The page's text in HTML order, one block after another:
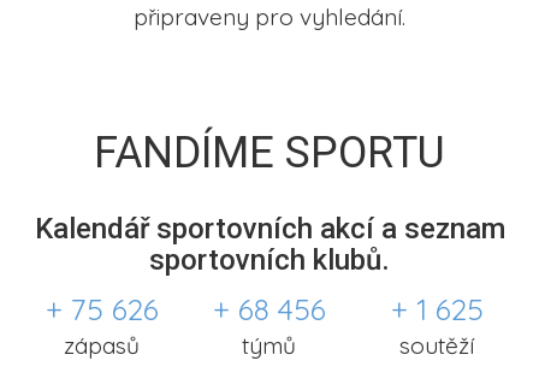
připraveny pro vyhledání.
FANDÍME SPORTU
Kalendář sportovních akcí a seznam
sportovních klubů.
+ 75 626
zápasů
+ 68 456
týmů
+ 1 625
soutěží